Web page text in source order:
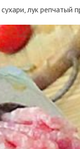
лук репчатый